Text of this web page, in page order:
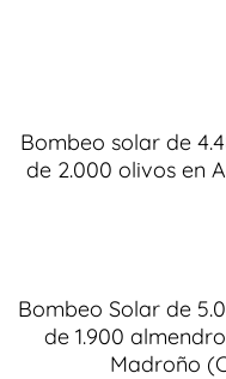
Bombeo solar de
de 2.000 olivos en
Bombeo Solar de
de 1.900
Madroño